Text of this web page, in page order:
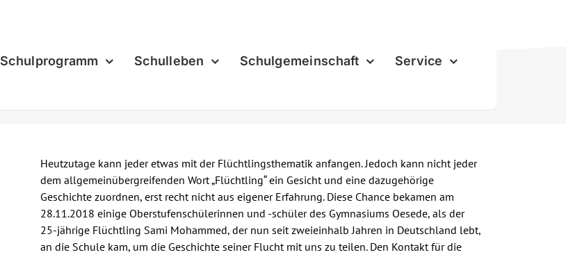
Schulprogramm Schulleben Schulgemeinschaft Service
Heutzutage kann jeder etwas mit der Flüchtlingsthematik anfangen. Jedoch kann nicht jeder
dem allgemeinübergreifenden Wort „Flüchtling“ ein Gesicht und eine dazugehörige
Geschichte zuordnen, erst recht nicht aus eigener Erfahrung. Diese Chance bekamen am
28.11.2018 einige Oberstufenschülerinnen und -schüler des Gymnasiums Oesede, als der
25-jährige Flüchtling Sami Mohammed, der nun seit zweieinhalb Jahren in Deutschland lebt,
an die Schule kam, um die Geschichte seiner Flucht mit uns zu teilen. Den Kontakt für die